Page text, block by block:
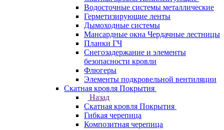
Водосточные системы металлические
Герметизирующие ленты
Дымоходные системы
Мансардные окна Чердачные лестницы
Планки ГЧ
Снегозадержание и элементы
безопасности кровли
Флюгеры
Элементы подкровельной вентиляции
Скатная кровля Покрытия
Назад
Скатная кровля Покрытия
Гибкая черепица
Композитная черепица